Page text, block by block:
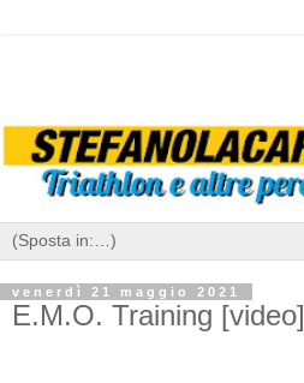
venerdì 21 maggio 2021
E.M.O. Training [video]